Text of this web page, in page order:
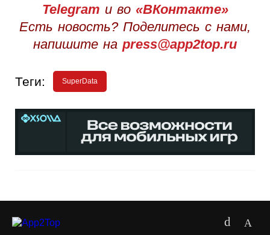
Telegram и во «ВКонтакте»
Есть новость? Поделитесь с нами,
напишите на press@app2top.ru
Теги: SuperData